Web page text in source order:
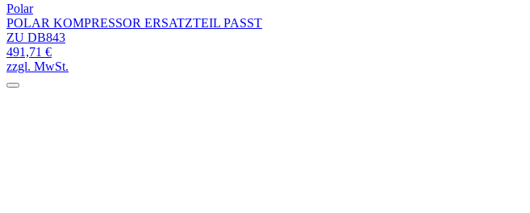
Polar
POLAR KOMPRESSOR ERSATZTEIL PASST
ZU DB843
491,71 €
zzgl. MwSt.